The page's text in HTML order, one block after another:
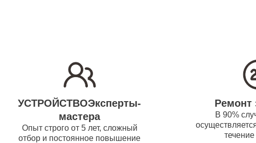
УСТРОЙСТВОЭксперты-
мастера
Опыт строго от 5 лет, сложный
отбор и постоянное повышение
Ремонт
В 90%